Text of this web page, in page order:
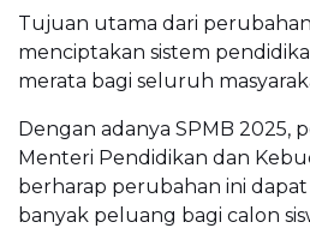
Tujuan utama dari
menciptakan sistem
merata bagi seluruh
Dengan adanya SPMB 2025,
Menteri Pendidikan dan
berharap perubahan ini
banyak peluang bagi calon